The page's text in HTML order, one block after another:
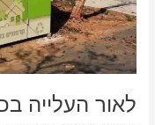
מיחזור
קרטונים
יוצבו
בשכונות